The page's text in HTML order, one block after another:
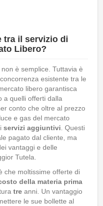
tra il servizio di
Libero?
è semplice. Tuttavia è
esistente tra le
libero garantisca
a quelli offerti dalla
conto che oltre al prezzo
e gas del mercato
servizi aggiuntivi . Questi
pagato dal cliente, ma
vantaggi e delle
Tutela.
che moltissime offerte di
della materia prima
tre anni. Un vantaggio
le sue bollette al